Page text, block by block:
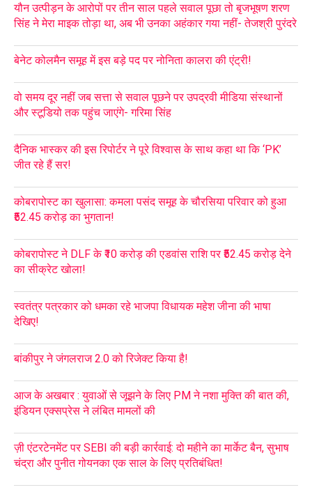
यौन उत्पीड़न के आरोपों पर तीन साल पहले सवाल पूछा तो बृजभूषण शरण
सिंह ने मेरा माइक तोड़ा था, अब भी उनका अहंकार गया नहीं- तेजश्री पुरंदरे
बेनेट कोलमैन समूह में इस बड़े पद पर नोनिता कालरा की एंट्री!
वो समय दूर नहीं जब सत्ता से सवाल पूछने पर उपद्रवी मीडिया संस्थानों
और स्टूडियो तक पहुंच जाएंगे- गरिमा सिंह
दैनिक भास्कर की इस रिपोर्टर ने पूरे विश्वास के साथ कहा था कि ‘PK’
जीत रहे हैं सर!
कोबरापोस्ट का खुलासा: कमला पसंद समूह के चौरसिया परिवार को हुआ
₹52.45 करोड़ का भुगतान!
कोबरापोस्ट ने DLF के ₹10 करोड़ की एडवांस राशि पर ₹52.45 करोड़ देने
का सीक्रेट खोला!
स्वतंत्र पत्रकार को धमका रहे भाजपा विधायक महेश जीना की भाषा
देखिए!
बांकीपुर ने जंगलराज 2.0 को रिजेक्ट किया है!
आज के अखबार : युवाओं से जूझने के लिए PM ने नशा मुक्ति की बात की,
इंडियन एक्सप्रेस ने लंबित मामलों की
ज़ी एंटरटेनमेंट पर SEBI की बड़ी कार्रवाई: दो महीने का मार्केट बैन, सुभाष
चंद्रा और पुनीत गोयनका एक साल के लिए प्रतिबंधित!